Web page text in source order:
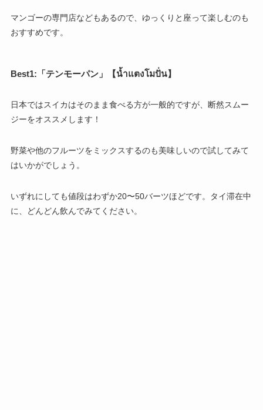
マンゴーの専門店などもあるので、ゆっくりと座って楽しむのも
おすすめです。
Best1:「テンモーパン」【น้ำแตงโมปั่น】
日本ではスイカはそのまま食べる方が一般的ですが、断然スムー
ジーをオススメします！
野菜や他のフルーツをミックスするのも美味しいので試してみて
はいかがでしょう。
いずれにしても値段はわずか20〜50バーツほどです。タイ滞在中
に、どんどん飲んでみてください。